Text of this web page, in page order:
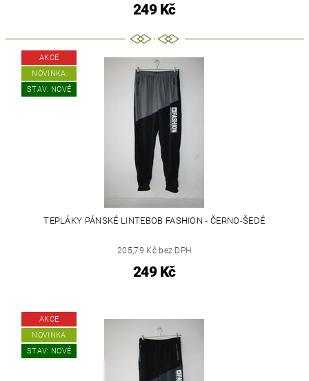
249 Kč
AKCE
NOVINKA
STAV: NOVÉ
TEPLÁKY PÁNSKÉ LINTEBOB FASHION - ČERNO-ŠEDÉ
205,79 Kč bez DPH
249 Kč
AKCE
NOVINKA
STAV: NOVÉ